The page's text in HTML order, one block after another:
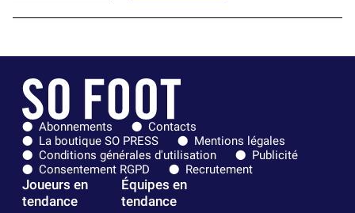
Abonnements
Contacts
La boutique SO PRESS
Mentions légales
Conditions générales d'utilisation
Publicité
Consentement RGPD
Recrutement
Joueurs en
tendance
Équipes en
tendance